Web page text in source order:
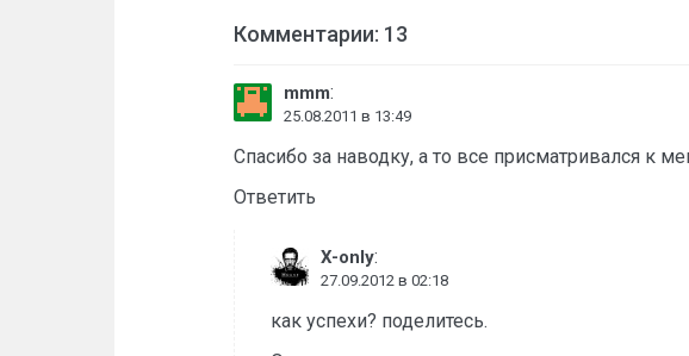
Комментарии: 13
mmm:
25.08.2011 в 13:49
Спасибо за наводку, а то все присматривался к
Ответить
X-only:
27.09.2012 в 02:18
как успехи? поделитесь.